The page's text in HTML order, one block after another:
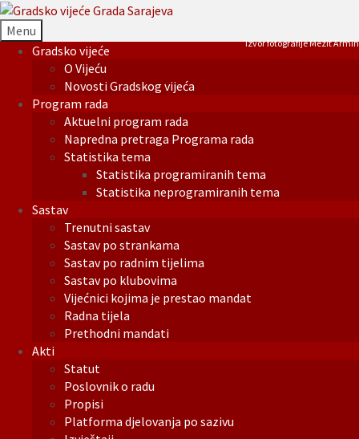
Menu
Gradsko vijeće
O Vijeću
Novosti Gradskog vijeća
Program rada
Aktuelni program rada
Napredna pretraga Programa rada
Statistika tema
Statistika programiranih tema
Statistika neprogramiranih tema
Sastav
Trenutni sastav
Sastav po strankama
Sastav po radnim tijelima
Sastav po klubovima
Vijećnici kojima je prestao mandat
Radna tijela
Prethodni mandati
Akti
Statut
Poslovnik o radu
Propisi
Platforma djelovanja po sazivu
Izvor fotografije Mezit Armin